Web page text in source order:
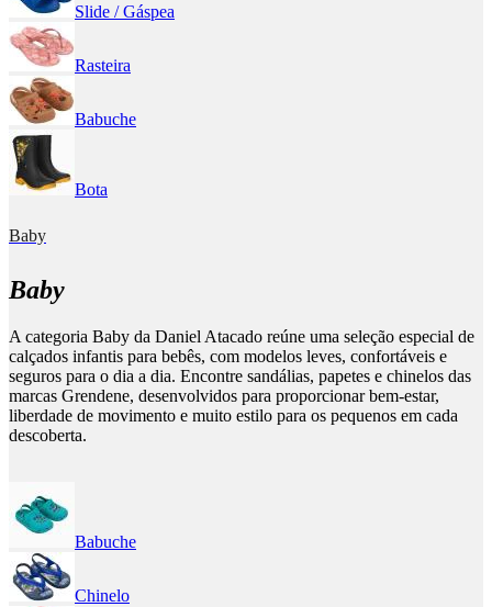
Slide / Gáspea
Rasteira
Babuche
Bota
Baby
Baby
A categoria Baby da Daniel Atacado reúne uma seleção especial de
calçados infantis para bebês, com modelos leves, confortáveis e
seguros para o dia a dia. Encontre sandálias, papetes e chinelos das
marcas Grendene, desenvolvidos para proporcionar bem-estar,
liberdade de movimento e muito estilo para os pequenos em cada
descoberta.
Babuche
Chinelo